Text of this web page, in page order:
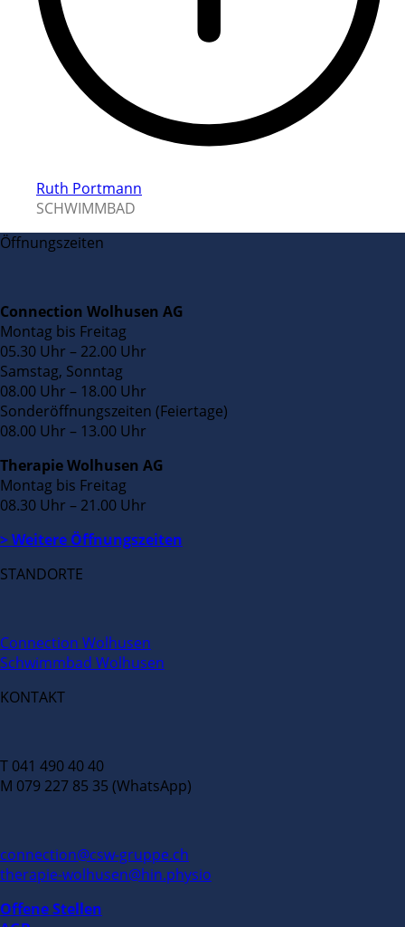
Ruth Portmann
SCHWIMMBAD
Öffnungszeiten
Connection Wolhusen AG
Montag bis Freitag
05.30 Uhr – 22.00 Uhr
Samstag, Sonntag
08.00 Uhr – 18.00 Uhr
Sonderöffnungszeiten (Feiertage)
08.00 Uhr – 13.00 Uhr
Therapie Wolhusen AG
Montag bis Freitag
08.30 Uhr – 21.00 Uhr
> Weitere Öffnungszeiten
STANDORTE
Connection Wolhusen
Schwimmbad Wolhusen
KONTAKT
T 041 490 40 40
M 079 227 85 35 (WhatsApp)
connection@csw-gruppe.ch
therapie-wolhusen@hin.physio
Offene Stellen